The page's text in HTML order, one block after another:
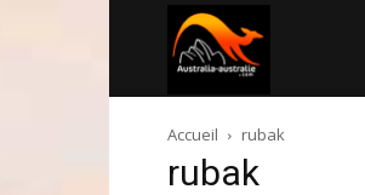
australie.com
Accueil rubak
rubak